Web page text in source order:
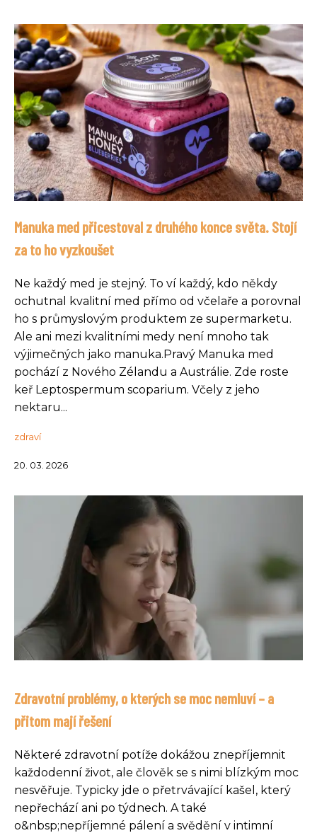
Manuka med přicestoval z druhého konce světa. Stojí
za to ho vyzkoušet
Ne každý med je stejný. To ví každý, kdo někdy
ochutnal kvalitní med přímo od včelaře a porovnal
ho s průmyslovým produktem ze supermarketu.
Ale ani mezi kvalitními medy není mnoho tak
výjimečných jako manuka.Pravý Manuka med
pochází z Nového Zélandu a Austrálie. Zde roste
keř Leptospermum scoparium. Včely z jeho
nektaru...
zdraví
20. 03. 2026
Zdravotní problémy, o kterých se moc nemluví – a
přitom mají řešení
Některé zdravotní potíže dokážou znepříjemnit
každodenní život, ale člověk se s nimi blízkým moc
nesvěřuje. Typicky jde o přetrvávající kašel, který
nepřechází ani po týdnech. A také
o&nbsp;nepříjemné pálení a svědění v intimní